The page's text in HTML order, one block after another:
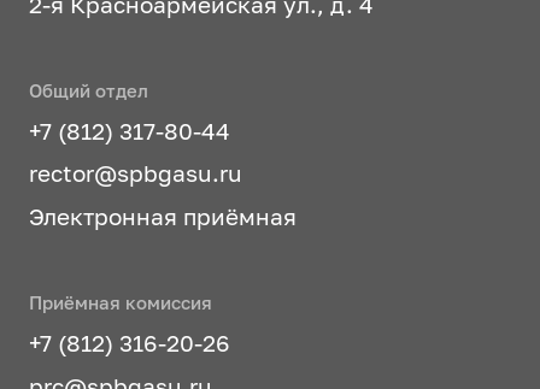
Общий отдел
+7 (812) 317-80-44
rector@spbgasu.ru
Электронная приёмная
Приёмная комиссия
+7 (812) 316-20-26